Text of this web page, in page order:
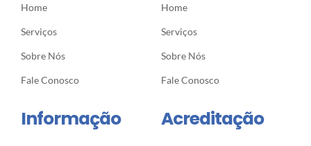
Home
Serviços
Sobre Nós
Fale Conosco
Home
Serviços
Sobre Nós
Fale Conosco
Informação Acreditação